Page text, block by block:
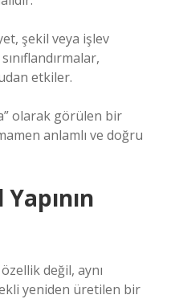
şekil veya işlev
etkiler.
olarak görülen bir
anlamlı ve doğru
değil, aynı
yeniden üretilen bir